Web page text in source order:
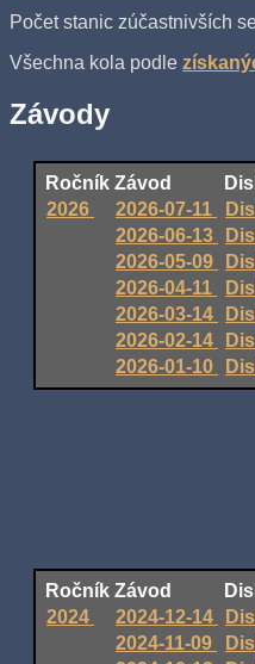
Počet stanic zúčastnivších
Všechna kola podle
Závody
Ročník Závod
2026
2026-07-11
2026-06-13
2026-05-09
2026-04-11
2026-03-14
2026-02-14
2026-01-10
Ročník Závod
2024
2024-12-14
2024-11-09